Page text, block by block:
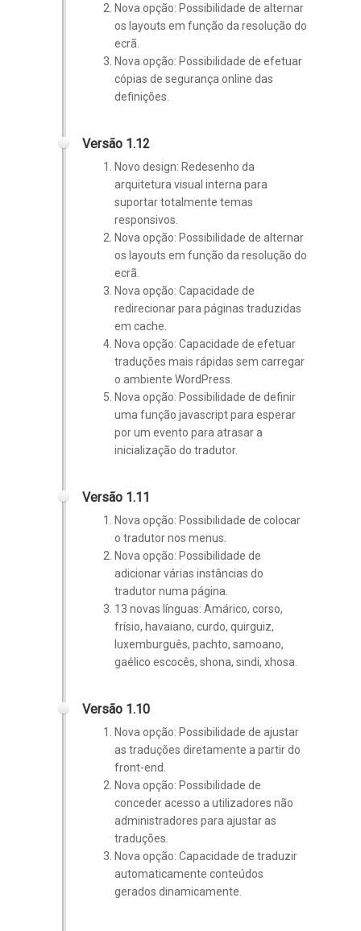
Nova opção: Possibilidade de alternar
os layouts em função da resolução do
ecrã.
Nova opção: Possibilidade de efetuar
cópias de segurança online das
definições.
Versão 1.12
Novo design: Redesenho da
arquitetura visual interna para
suportar totalmente temas
responsivos.
Nova opção: Possibilidade de alternar
os layouts em função da resolução do
ecrã.
Nova opção: Capacidade de
redirecionar para páginas traduzidas
em cache.
Nova opção: Capacidade de efetuar
traduções mais rápidas sem carregar
o ambiente WordPress.
Nova opção: Possibilidade de definir
uma função javascript para esperar
por um evento para atrasar a
inicialização do tradutor.
Versão 1.11
Nova opção: Possibilidade de colocar
o tradutor nos menus.
Nova opção: Possibilidade de
adicionar várias instâncias do
tradutor numa página.
13 novas línguas: Amárico, corso,
frísio, havaiano, curdo, quirguiz,
luxemburguês, pachto, samoano,
gaélico escocês, shona, sindi, xhosa.
Versão 1.10
Nova opção: Possibilidade de ajustar
as traduções diretamente a partir do
front-end.
Nova opção: Possibilidade de
conceder acesso a utilizadores não
administradores para ajustar as
traduções.
Nova opção: Capacidade de traduzir
automaticamente conteúdos
gerados dinamicamente.